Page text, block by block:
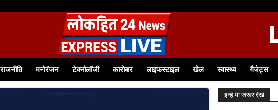
राजनीति मनोरंजन टेक्नोलॉजी कारोबार लाइफस्टाइल खेल स्वास्थ्य गैजेट्स
इन्हे भी जरूर देखे